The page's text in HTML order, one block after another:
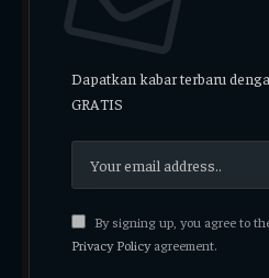
Dapatkan kabar terbaru
GRATIS
By signing up, you agree to
Privacy Policyagreement.